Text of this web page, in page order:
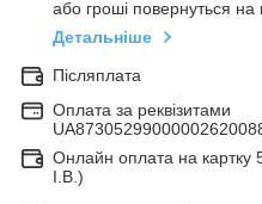
або гроші повернуться на
Детальніше
Післяплата
Оплата за реквізитами
Онлайн оплата на картку
І.В.)